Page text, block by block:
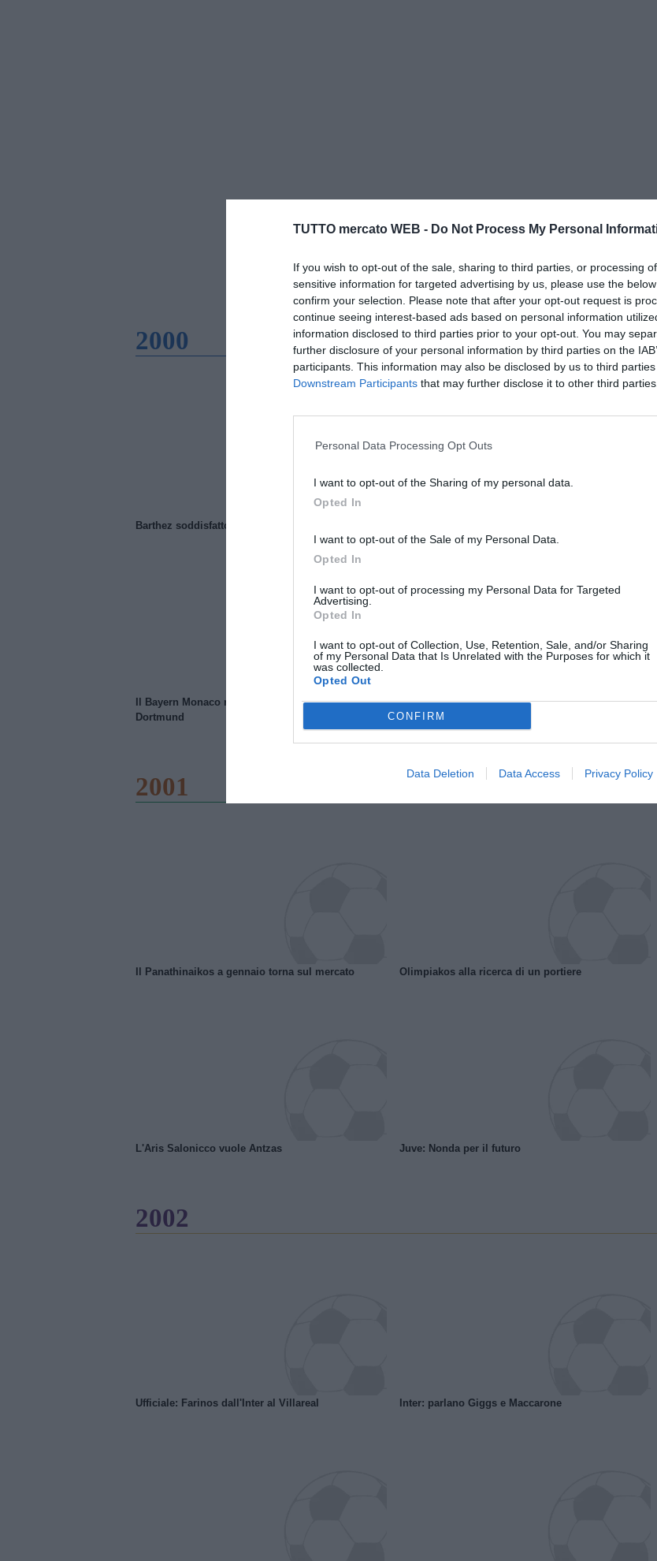
TUTTO mercato WEB - Do Not Process My Personal
If you wish to opt-out of the sale, sharing to third parties, or processing
sensitive information for targeted advertising by us, please use the
confirm your selection. Please note that after your opt-out request is
continue seeing interest-based ads based on personal information
information disclosed to third parties prior to your opt-out. You may
further disclosure of your personal information by third parties on the
participants. This information may also be disclosed by us to third
Downstream Participants that may further disclose it to other third parties.
Personal Data Processing Opt Outs
I want to opt-out of the Sharing of my personal data.
Opted In
I want to opt-out of the Sale of my Personal Data.
Opted In
I want to opt-out of processing my Personal Data for Targeted
Advertising.
Opted In
I want to opt-out of Collection, Use, Retention, Sale, and/or Sharing
of my Personal Data that Is Unrelated with the Purposes for which it
was collected.
Opted Out
CONFIRM
Data Deletion Data Access Privacy Policy
2000
Barthez soddisfatto del Manchester United
Il Bayern Monaco ridimensiona il Borussia
Dortmund
Wiltord vuole giocare
2001
Il Panathinaikos a gennaio torna sul mercato Olimpiakos alla ricerca di un portiere
L'Aris Salonicco vuole Antzas Juve: Nonda per il futuro
2002
Ufficiale: Farinos dall'Inter al Villareal Inter: parlano Giggs e Maccarone